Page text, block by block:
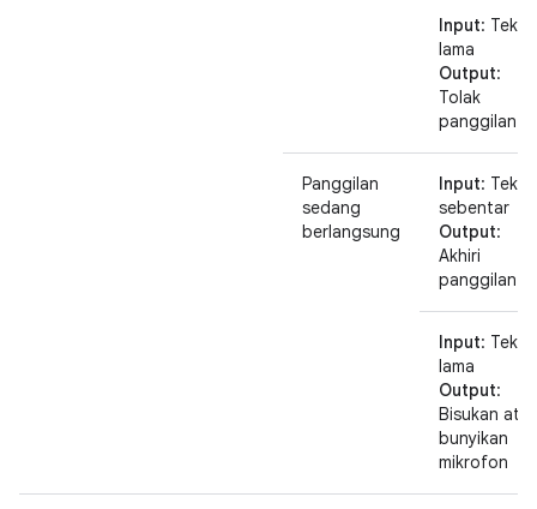
Input: Tekan
lama
Output:
Tolak
panggilan
Panggilan
sedang
berlangsung
Input: Tekan
sebentar
Output:
Akhiri
panggilan
Input: Tekan
lama
Output:
Bisukan
bunyikan
mikrofon